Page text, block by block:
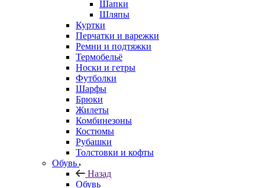
Шапки
Шляпы
Куртки
Перчатки и варежки
Ремни и подтяжки
Термобельё
Носки и гетры
Футболки
Шарфы
Брюки
Жилеты
Комбинезоны
Костюмы
Рубашки
Толстовки и кофты
Обувь
Назад
Обувь